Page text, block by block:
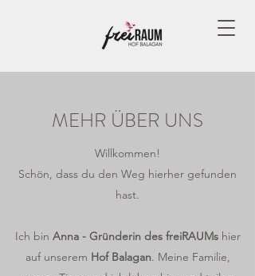
MEHR ÜBER UNS
Willkommen!
Schön, dass du den Weg hierher gefunden
hast.
Ich bin Anna - Gründerin des freiRAUMs hier
auf unserem Hof Balagan. Meine Familie,